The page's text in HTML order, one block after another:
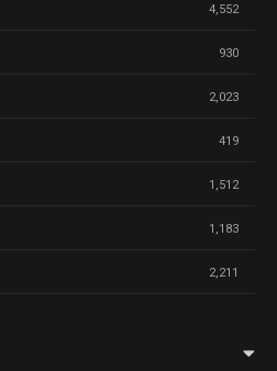
4,552
930
2,023
419
1,512
1,183
2,211